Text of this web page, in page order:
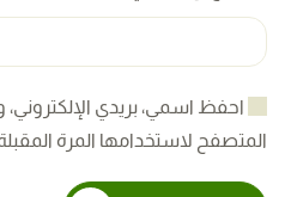
احفظ اسمي، بريدي الإلكتروني،
المتصفح لاستخدامها المرة